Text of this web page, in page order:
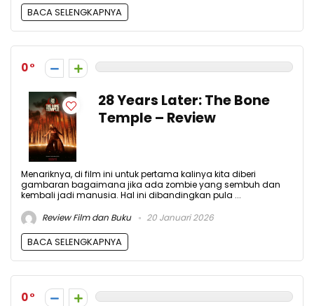
BACA SELENGKAPNYA
0
28 Years Later: The Bone
Temple – Review
Menariknya, di film ini untuk pertama kalinya kita diberi
gambaran bagaimana jika ada zombie yang sembuh dan
kembali jadi manusia. Hal ini dibandingkan pula ...
Review Film dan Buku
20 Januari 2026
BACA SELENGKAPNYA
0